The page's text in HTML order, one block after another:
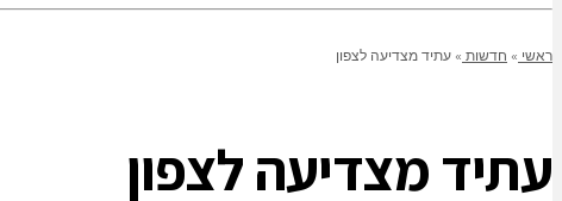
ראשי » חדשות » עתיד מצדיעה לצפון
עתיד מצדיעה לצפון